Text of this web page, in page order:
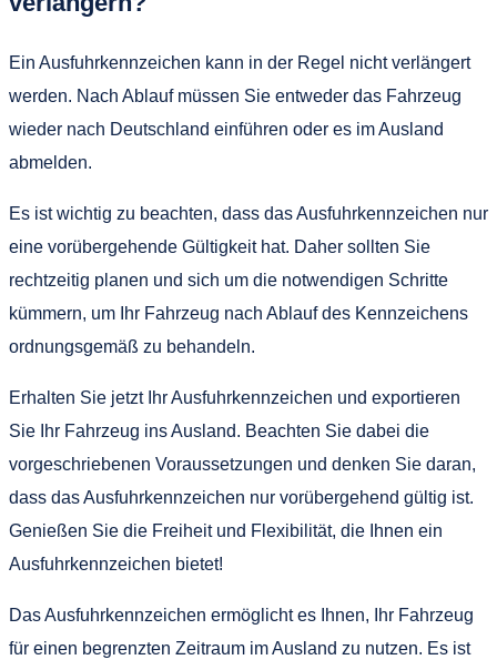
Ein Ausfuhrkennzeichen kann in der Regel nicht verlängert
werden. Nach Ablauf müssen Sie entweder das Fahrzeug
wieder nach Deutschland einführen oder es im Ausland
abmelden.
Es ist wichtig zu beachten, dass das Ausfuhrkennzeichen nur
eine vorübergehende Gültigkeit hat. Daher sollten Sie
rechtzeitig planen und sich um die notwendigen Schritte
kümmern, um Ihr Fahrzeug nach Ablauf des Kennzeichens
ordnungsgemäß zu behandeln.
Erhalten Sie jetzt Ihr Ausfuhrkennzeichen und exportieren
Sie Ihr Fahrzeug ins Ausland. Beachten Sie dabei die
vorgeschriebenen Voraussetzungen und denken Sie daran,
dass das Ausfuhrkennzeichen nur vorübergehend gültig ist.
Genießen Sie die Freiheit und Flexibilität, die Ihnen ein
Ausfuhrkennzeichen bietet!
Das Ausfuhrkennzeichen ermöglicht es Ihnen, Ihr Fahrzeug
für einen begrenzten Zeitraum im Ausland zu nutzen. Es ist